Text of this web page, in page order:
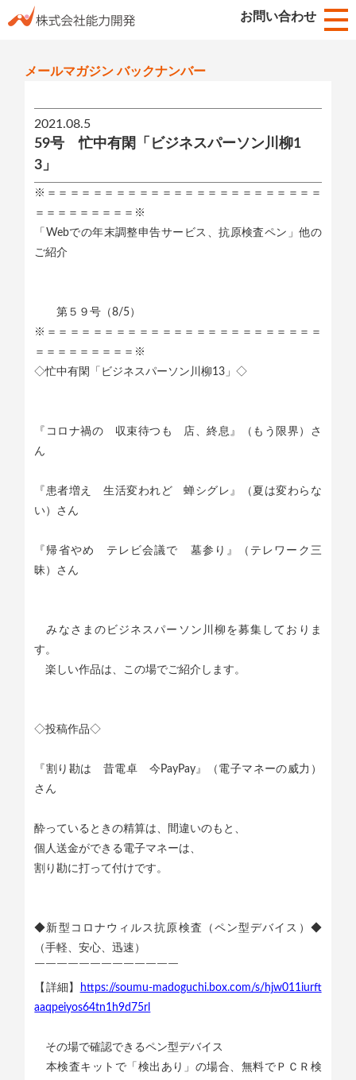
お問い合わせ
お知らせ
HOME
メールマガジン バックナンバー
2021.08.5
59号 忙中有閑「ビジネスパーソン川柳1
3」
※＝＝＝＝＝＝＝＝＝＝＝＝＝＝＝＝＝＝＝＝＝＝＝＝
＝＝＝＝＝＝＝＝＝※
「Webでの年末調整申告サービス、抗原検査ペン」他の
ご紹介
第５９号（8/5）
※＝＝＝＝＝＝＝＝＝＝＝＝＝＝＝＝＝＝＝＝＝＝＝＝
＝＝＝＝＝＝＝＝＝※
◇忙中有閑「ビジネスパーソン川柳13」◇
『コロナ禍の 収束待つも 店、終息』（もう限界）さ
ん
『患者増え 生活変われど 蝉シグレ』（夏は変わらな
い）さん
『帰省やめ テレビ会議で 墓参り』（テレワーク三
昧）さん
みなさまのビジネスパーソン川柳を募集しておりま
す。
楽しい作品は、この場でご紹介します。
◇投稿作品◇
『割り勘は 昔電卓 今PayPay』（電子マネーの威力）
さん
酔っているときの精算は、間違いのもと、
個人送金ができる電子マネーは、
割り勘に打って付けです。
◆新型コロナウィルス抗原検査（ペン型デバイス）◆
（手軽、安心、迅速）
￣￣￣￣￣￣￣￣￣￣￣￣￣
【詳細】
https://soumu-madoguchi.box.com/s/hjw011iurft
aaqpeiyos64tn1h9d75rl
その場で確認できるペン型デバイス
本検査キットで「検出あり」の場合、無料でＰＣＲ検